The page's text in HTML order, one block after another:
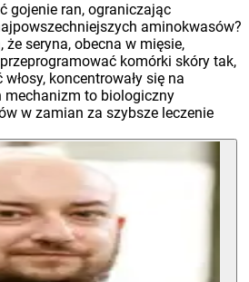
gojenie ran, ograniczając
aminokwasów?
że seryna, obecna w mięsie,
komórki skóry tak,
koncentrowały się na
mechanizm to biologiczny
w zamian za szybsze leczenie